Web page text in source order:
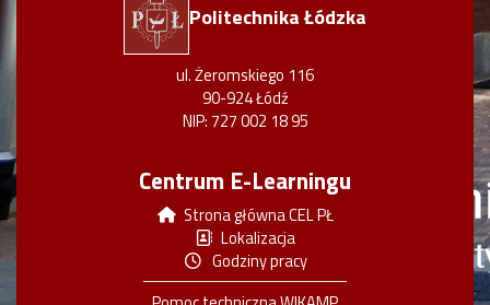
Politechnika Łódzka
ul. Żeromskiego 116
90-924 Łódź
NIP: 727 002 18 95
Centrum E-Learningu
Strona główna CEL PŁ
Lokalizacja
Godziny pracy